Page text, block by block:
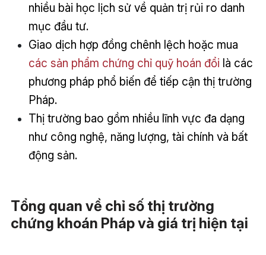
nhiều bài học lịch sử về quản trị rủi ro danh
mục đầu tư.
Giao dịch hợp đồng chênh lệch hoặc mua
các sản phẩm chứng chỉ quỹ hoán đổi là các
phương pháp phổ biến để tiếp cận thị trường
Pháp.
Thị trường bao gồm nhiều lĩnh vực đa dạng
như công nghệ, năng lượng, tài chính và bất
động sản.
Tổng quan về chỉ số thị trường
chứng khoán Pháp và giá trị hiện tại